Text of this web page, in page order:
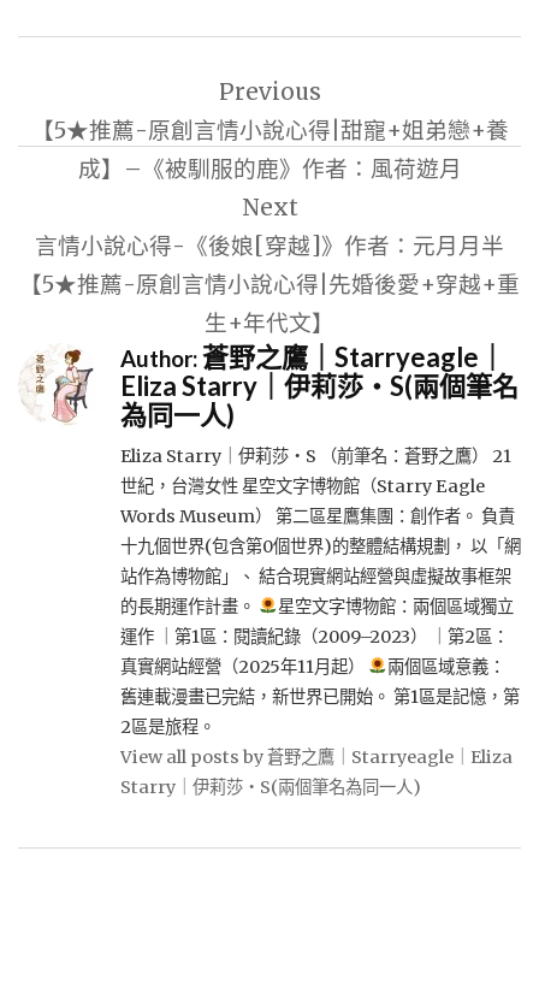
導
Previous
【5★推薦-原創言情小說心得|甜寵+姐弟戀+養
成】–《被馴服的鹿》作者：風荷遊月
Next
言情小說心得-《後娘[穿越]》作者：元月月半
【5★推薦-原創言情小說心得|先婚後愛+穿越+重
生+年代文】
Author:蒼野之鷹｜Starryeagle｜
Eliza Starry｜伊莉莎・S(兩個筆名
為同一人)
Eliza Starry｜伊莉莎・S （前筆名：蒼野之鷹） 21
世紀，台灣女性 星空文字博物館（Starry Eagle
Words Museum） 第二區星鷹集團：創作者。 負責
十九個世界(包含第0個世界)的整體結構規劃， 以「網
站作為博物館」、 結合現實網站經營與虛擬故事框架
的長期運作計畫。
星空文字博物館：兩個區域獨立
運作 ｜第1區：閱讀紀錄（2009–2023） ｜第2區：
真實網站經營（2025年11月起）
兩個區域意義：
舊連載漫畫已完結，新世界已開始。 第1區是記憶，第
2區是旅程。
View all posts by 蒼野之鷹｜Starryeagle｜Eliza
Starry｜伊莉莎・S(兩個筆名為同一人)